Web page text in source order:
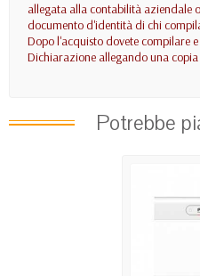
allegata alla contabilità aziendale
documento d'identità di chi
Dopo l'acquisto dovete compilare
Dichiarazione allegando una
Potrebbe